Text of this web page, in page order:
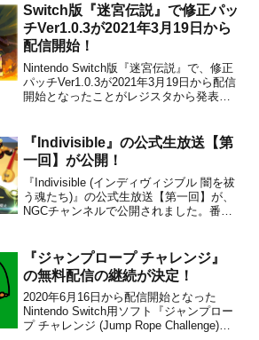
Switch版『迷宮伝説』で修正パッ
チVer1.0.3が2021年3月19日から
配信開始！
Nintendo Switch版『迷宮伝説』で、修正
パッチVer1.0.3が2021年3月19日から配信
開始となったことがレジスタから発表さ
版の修正パッチver1.0.3を公開致しまし
た。軽微...
『Indivisible』の公式生放送【第
一回】が公開！
『Indivisible (インディヴィジブル 闇を祓
う魂たち)』の公式生放送【第一回】が、
NGCチャンネルで公開されました。番組
せ】本日20時からは「インディヴィジブ
ル 闇を祓う魂たち」公式生放送です！め
て...
『ジャンプロープ チャレンジ』
の無料配信の継続が決定！
2020年6月16日から配信開始となった
Nintendo Switch用ソフト『ジャンプロー
プ チャレンジ (Jump Rope Challenge)』